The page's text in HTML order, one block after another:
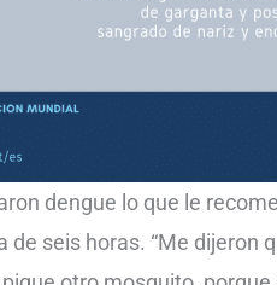
dengue lo que le
seis horas. “Me dijeron